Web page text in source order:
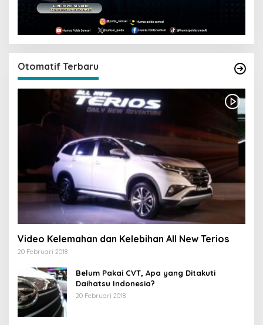
Otomatif Terbaru
Video Kelemahan dan Kelebihan All New Terios
20 Februari 2018
Belum Pakai CVT, Apa yang Ditakuti
Daihatsu Indonesia?
20 Februari 2018